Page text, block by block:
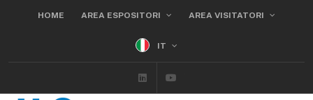
HOME AREA ESPOSITORI AREA VISITATORI
IT
Linkedin